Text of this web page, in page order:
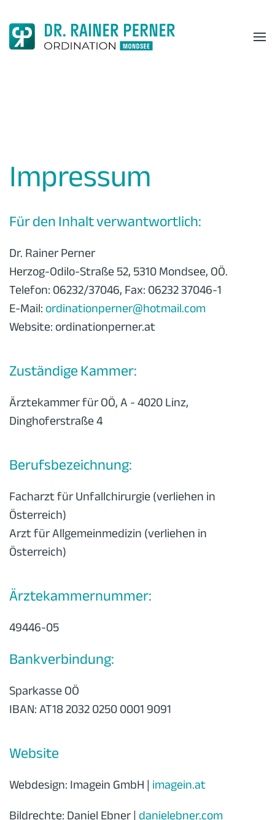
Skip to main content
Impressum
Für den Inhalt verwantwortlich:
Dr. Rainer Perner
Herzog-Odilo-Straße 52, 5310 Mondsee, OÖ.
Telefon: 06232/37046, Fax: 06232 37046-1
E-Mail:ordinationperner@hotmail.com
Website: ordinationperner.at
Zuständige Kammer:
Ärztekammer für OÖ, A - 4020 Linz,
Dinghoferstraße 4
Berufsbezeichnung:
Facharzt für Unfallchirurgie (verliehen in
Österreich)
Arzt für Allgemeinmedizin (verliehen in
Österreich)
Ärztekammernummer:
49446-05
Bankverbindung:
Sparkasse OÖ
IBAN: AT18 2032 0250 0001 9091
Website
Webdesign: Imagein GmbH |imagein.at
Bildrechte: Daniel Ebner |danielebner.com